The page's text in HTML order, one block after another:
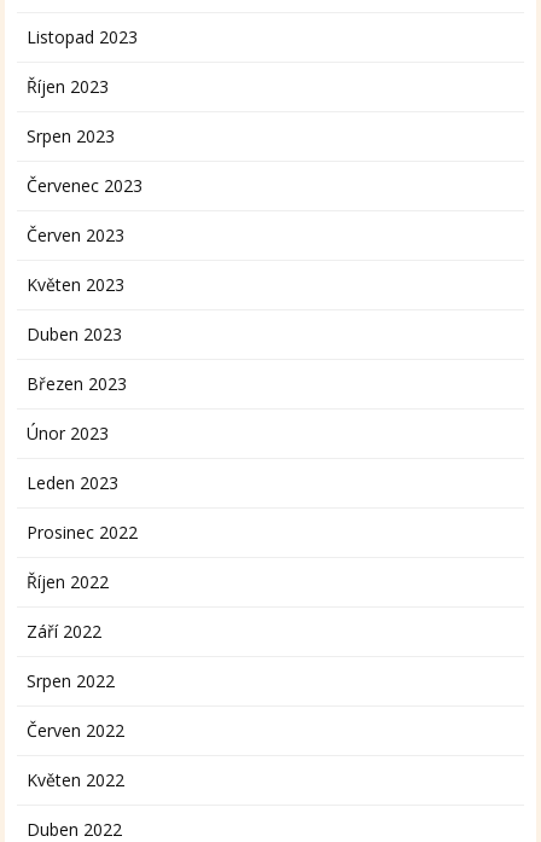
Listopad 2023
Říjen 2023
Srpen 2023
Červenec 2023
Červen 2023
Květen 2023
Duben 2023
Březen 2023
Únor 2023
Leden 2023
Prosinec 2022
Říjen 2022
Září 2022
Srpen 2022
Červen 2022
Květen 2022
Duben 2022